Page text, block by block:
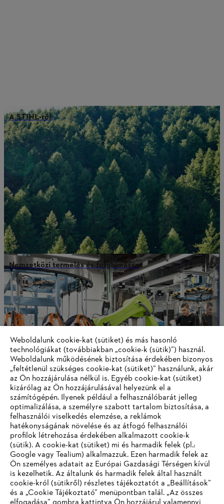
A STIHL-ről
Nemzetközi termelés és forgalmazás
A STIHL mint vállalat
Információk a beszállítók számára
Termékek
Kapcsolat
Karrier
Bejelentő rendszer
Weboldalunk cookie-kat (sütiket) és más hasonló
technológiákat (továbbiakban „cookie-k (sütik)”) használ.
Weboldalunk működésének biztosítása érdekében bizonyos
„feltétlenül szükséges cookie-kat (sütiket)” használunk, akár
az Ön hozzájárulása nélkül is. Egyéb cookie-kat (sütiket)
kizárólag az Ön hozzájárulásával helyezünk el a
számítógépén. Ilyenek például a felhasználóbarát jelleg
optimalizálása, a személyre szabott tartalom biztosítása, a
felhasználói viselkedés elemzése, a reklámok
hatékonyságának növelése és az átfogó felhasználói
profilok létrehozása érdekében alkalmazott cookie-k
(sütik). A cookie-kat (sütiket) mi és harmadik felek (pl.:
Google vagy Tealium) alkalmazzuk. Ezen harmadik felek az
Ön személyes adatait az Európai Gazdasági Térségen kívül
is kezelhetik. Az általunk és harmadik felek által használt
cookie-król (sütikről) részletes tájékoztatót a „Beállítások”
és a „Cookie Tájékoztató” menüpontban talál. „Az összes